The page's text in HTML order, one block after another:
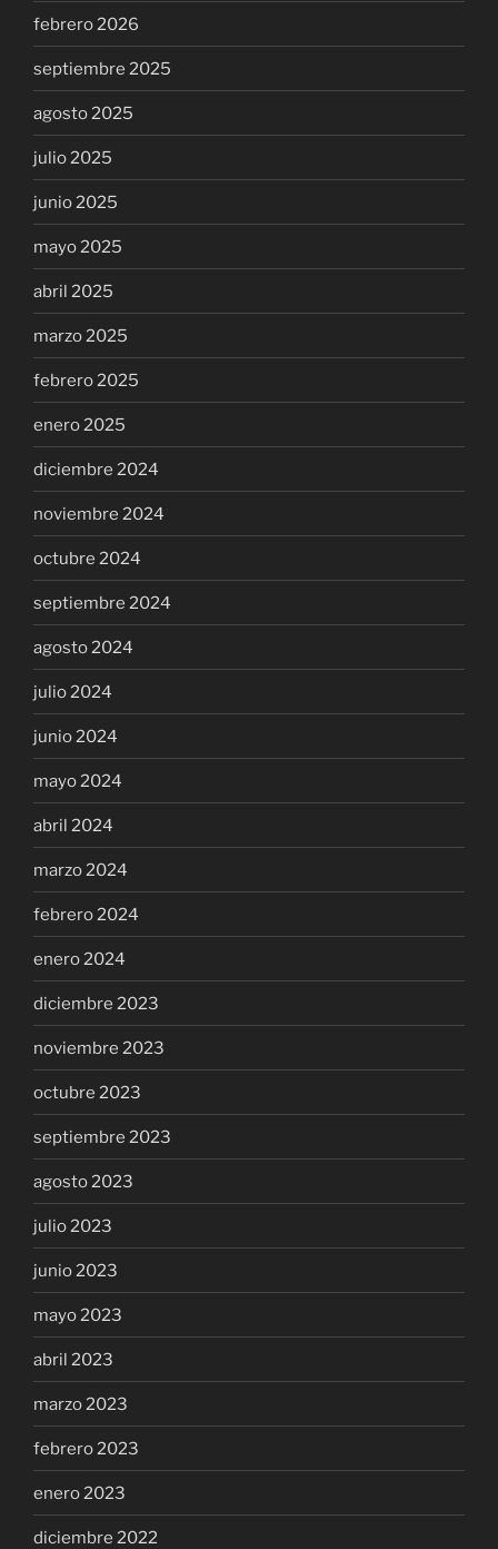
febrero 2026
septiembre 2025
agosto 2025
julio 2025
junio 2025
mayo 2025
abril 2025
marzo 2025
febrero 2025
enero 2025
diciembre 2024
noviembre 2024
octubre 2024
septiembre 2024
agosto 2024
julio 2024
junio 2024
mayo 2024
abril 2024
marzo 2024
febrero 2024
enero 2024
diciembre 2023
noviembre 2023
octubre 2023
septiembre 2023
agosto 2023
julio 2023
junio 2023
mayo 2023
abril 2023
marzo 2023
febrero 2023
enero 2023
diciembre 2022